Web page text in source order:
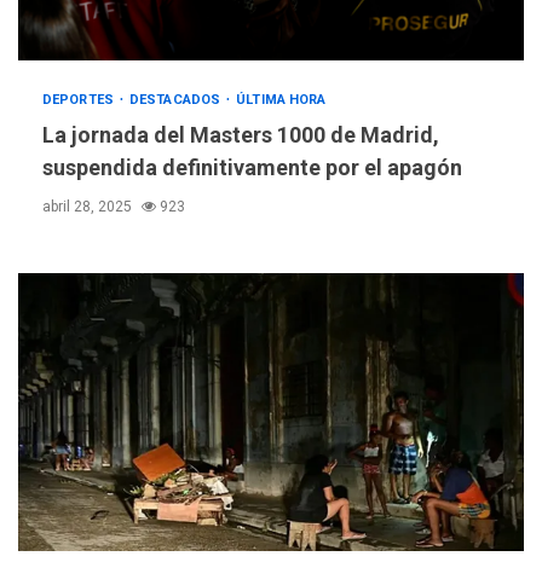
DEPORTES DESTACADOS ÚLTIMA HORA
La jornada del Masters 1000 de Madrid,
suspendida definitivamente por el apagón
abril 28, 2025 923